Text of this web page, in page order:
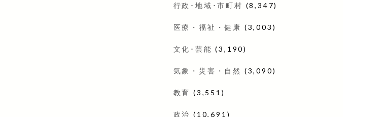
行政･地域･市町村 (8,347)
医療・福祉・健康 (3,003)
文化･芸能 (3,190)
気象・災害・自然 (3,090)
教育 (3,551)
政治 (10,691)